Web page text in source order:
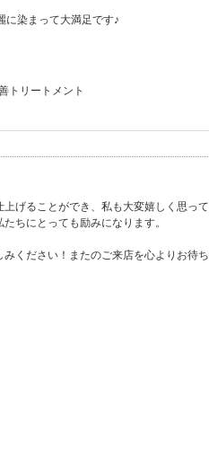
に染まって大満足です♪
トリートメント
げることができ、私も大変嬉しく思っ
ちにとっても励みになります。
ください！またのご来店を心よりお待